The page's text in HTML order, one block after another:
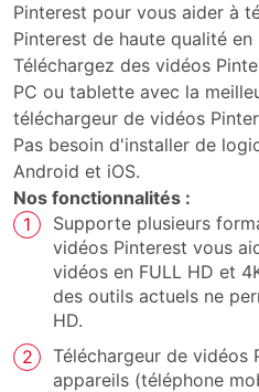
Pinterest pour vous aider à
Pinterest de haute qualité en
Téléchargez des vidéos
PC ou tablette avec la
téléchargeur de vidéos
Pas besoin d'installer de
Android et iOS.
Nos fonctionnalités :
Supporte plusieurs
vidéos Pinterest vous
vidéos en FULL HD et
des outils actuels ne
HD.
Téléchargeur de vidéos
appareils (téléphone